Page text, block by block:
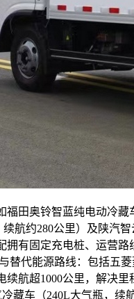
福田奥铃智蓝纯电动冷藏
续航约280公里）及陕汽智
拥有固定充电桩、运营路
替代能源路线：包括五
续航超1000公里，解决里
藏车（240L大气瓶，续